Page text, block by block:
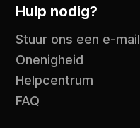
Hulp nodig?
Stuur ons een e-mail
Onenigheid
Helpcentrum
FAQ